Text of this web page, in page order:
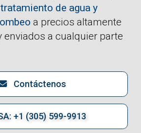
de agua y
a precios altamente
a cualquier parte
Contáctenos
+1 (305) 599-9913